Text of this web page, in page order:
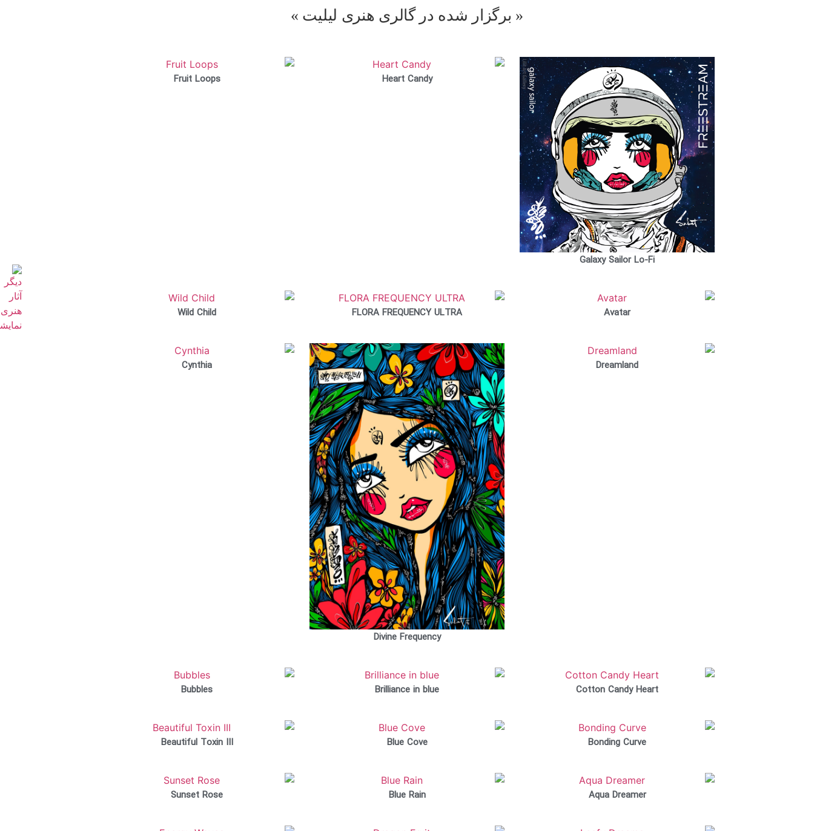
« برگزار شده در گالری هنری لیلیت »
Galaxy Sailor Lo-Fi
Heart Candy
Fruit Loops
Avatar
FLORA FREQUENCY ULTRA
Wild Child
Dreamland
Divine Frequency
Cynthia
Cotton Candy Heart
Brilliance in blue
Bubbles
Bonding Curve
Blue Cove
Beautiful Toxin III
Aqua Dreamer
Blue Rain
Sunset Rose